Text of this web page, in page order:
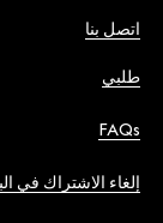
اتصل بنا
طلبي
FAQs
إلغاء الاشتراك في